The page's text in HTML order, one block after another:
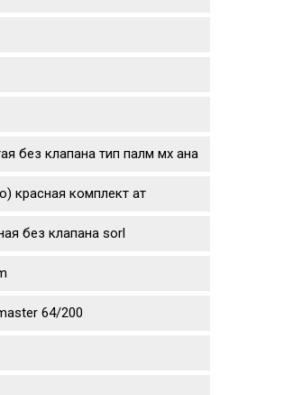
без клапана тип палм мх ана
красная комплект ат
без клапана sorl
64/200